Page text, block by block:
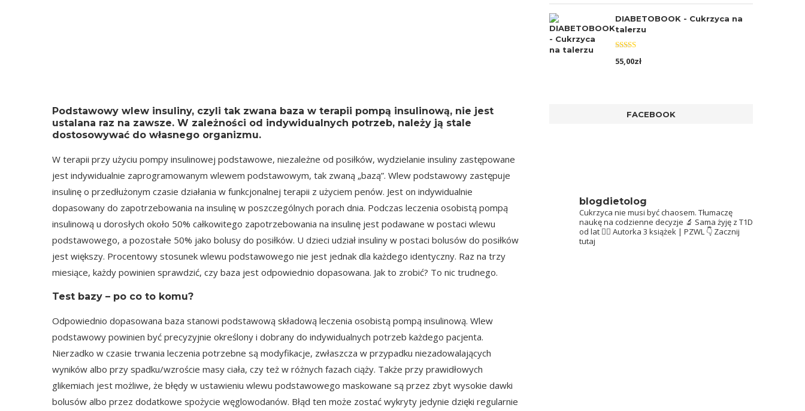
Podstawowy wlew insuliny, czyli tak zwana baza w terapii pompą insulinową, nie jest
ustalana raz na zawsze. W zależności od indywidualnych potrzeb, należy ją stale
dostosowywać do własnego organizmu.
W terapii przy użyciu pompy insulinowej podstawowe, niezależne od posiłków, wydzielanie insuliny zastępowane
jest indywidualnie zaprogramowanym wlewem podstawowym, tak zwaną „bazą”. Wlew podstawowy zastępuje
insulinę o przedłużonym czasie działania w funkcjonalnej terapii z użyciem penów. Jest on indywidualnie
dopasowany do zapotrzebowania na insulinę w poszczególnych porach dnia. Podczas leczenia osobistą pompą
insulinową u dorosłych około 50% całkowitego zapotrzebowania na insulinę jest podawane w postaci wlewu
podstawowego, a pozostałe 50% jako bolusy do posiłków. U dzieci udział insuliny w postaci bolusów do posiłków
jest większy. Procentowy stosunek wlewu podstawowego nie jest jednak dla każdego identyczny. Raz na trzy
miesiące, każdy powinien sprawdzić, czy baza jest odpowiednio dopasowana. Jak to zrobić? To nic trudnego.
Test bazy – po co to komu?
Odpowiednio dopasowana baza stanowi podstawową składową leczenia osobistą pompą insulinową. Wlew
podstawowy powinien być precyzyjnie określony i dobrany do indywidualnych potrzeb każdego pacjenta.
Nierzadko w czasie trwania leczenia potrzebne są modyfikacje, zwłaszcza w przypadku niezadowalających
wyników albo przy spadku/wzroście masy ciała, czy też w różnych fazach ciąży. Także przy prawidłowych
glikemiach jest możliwe, że błędy w ustawieniu wlewu podstawowego maskowane są przez zbyt wysokie dawki
bolusów albo przez dodatkowe spożycie węglowodanów. Błąd ten może zostać wykryty jedynie dzięki regularnie
DIABETOBOOK - Cukrzyca na
talerzu
Oceniono
5.00na 5
55,00zł
FACEBOOK
blogdietolog
Cukrzyca nie musi być chaosem. Tłumaczę
naukę na codzienne decyzje 🔬 Sama żyję z T1D
od lat 👩‍⚕️ Autorka 3 książek | PZWL 👇 Zacznij
tutaj